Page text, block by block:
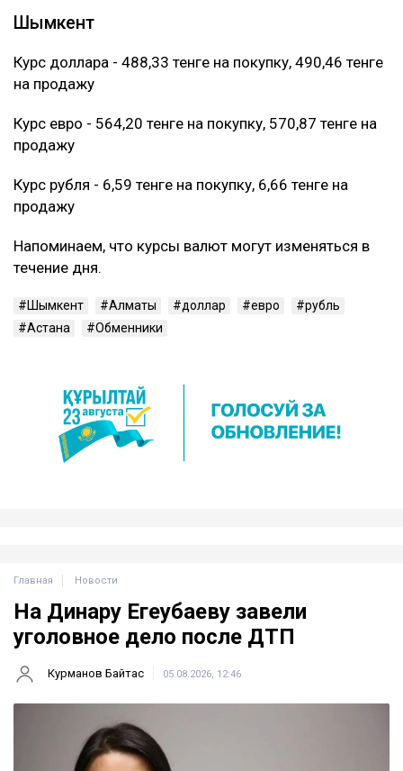
Шымкент
Курс доллара - 488,33 тенге на покупку, 490,46 тенге
на продажу
Курс евро - 564,20 тенге на покупку, 570,87 тенге на
продажу
Курс рубля - 6,59 тенге на покупку, 6,66 тенге на
продажу
Напоминаем, что курсы валют могут изменяться в
течение дня.
Шымкент Алматы доллар евро
рубль
Астана
Обменники